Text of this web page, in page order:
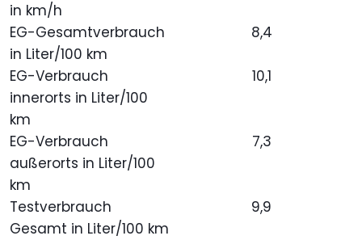
in km/h
EG-Gesamtverbrauch
in Liter/100 km
8,4
EG-Verbrauch
innerorts in Liter/100
km
10,1
EG-Verbrauch
außerorts in Liter/100
km
7,3
Testverbrauch
Gesamt in Liter/100 km
9,9